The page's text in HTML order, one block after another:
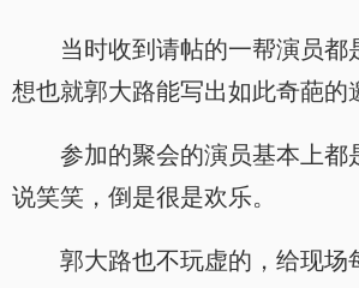
当时收到请帖的一帮演员都
想也就郭大路能写出如此奇葩的
参加的聚会的演员基本上都
说笑笑，倒是很是欢乐。
郭大路也不玩虚的，给现场